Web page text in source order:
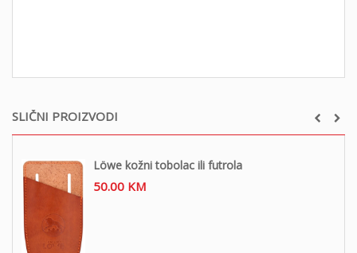
SLIČNI PROIZVODI
Löwe kožni tobolac ili futrola
50.00 KM